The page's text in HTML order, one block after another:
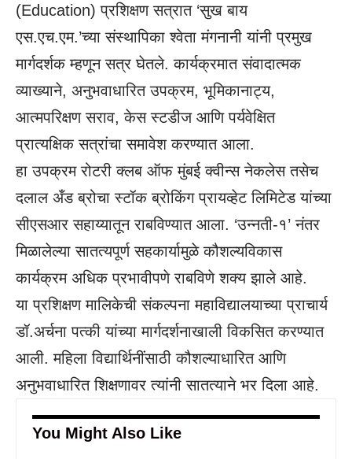
(Education) प्रशिक्षण सत्रात ‘सुख बाय
एस.एच.एम.’च्या संस्थापिका श्वेता मंगनानी यांनी प्रमुख
मार्गदर्शक म्हणून सत्र घेतले. कार्यक्रमात संवादात्मक
व्याख्याने, अनुभवाधारित उपक्रम, भूमिकानाट्य,
आत्मपरिक्षण सराव, केस स्टडीज आणि पर्यवेक्षित
प्रात्यक्षिक सत्रांचा समावेश करण्यात आला.
हा उपक्रम रोटरी क्लब ऑफ मुंबई क्वीन्स नेकलेस तसेच
दलाल अँड ब्रोचा स्टॉक ब्रोकिंग प्रायव्हेट लिमिटेड यांच्या
सीएसआर सहाय्यातून राबविण्यात आला. ‘उन्नती-१’ नंतर
मिळालेल्या सातत्यपूर्ण सहकार्यामुळे कौशल्यविकास
कार्यक्रम अधिक प्रभावीपणे राबविणे शक्य झाले आहे.
या प्रशिक्षण मालिकेची संकल्पना महाविद्यालयाच्या प्राचार्य
डॉ.अर्चना पत्की यांच्या मार्गदर्शनाखाली विकसित करण्यात
आली. महिला विद्यार्थिनींसाठी कौशल्याधारित आणि
अनुभवाधारित शिक्षणावर त्यांनी सातत्याने भर दिला आहे.
You Might Also Like